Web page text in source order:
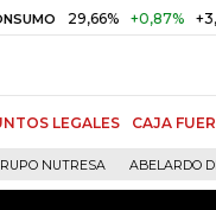
29,66% +0,87% +3,02%
LEGALES CAJA
NUTRESA ABELARDO